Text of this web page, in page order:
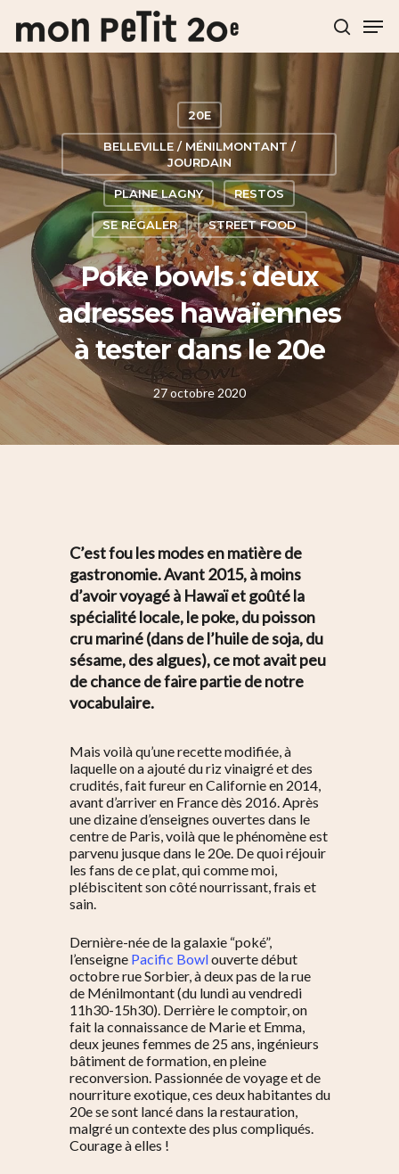
Hit enter to search or ESC to close
20E
BELLEVILLE / MÉNILMONTANT /
JOURDAIN
PLAINE LAGNY RESTOS
SE RÉGALER STREET FOOD
Poke bowls : deux
adresses hawaïennes
à tester dans le 20e
27 octobre 2020
C’est fou les modes en matière de
gastronomie. Avant 2015, à moins
d’avoir voyagé à Hawaï et goûté la
spécialité locale, le poke, du poisson
cru mariné (dans de l’huile de soja, du
sésame, des algues), ce mot avait peu
de chance de faire partie de notre
vocabulaire.
Mais voilà qu’une recette modifiée, à
laquelle on a ajouté du riz vinaigré et des
crudités, fait fureur en Californie en 2014,
avant d’arriver en France dès 2016. Après
une dizaine d’enseignes ouvertes dans le
centre de Paris, voilà que le phénomène est
parvenu jusque dans le 20e. De quoi réjouir
les fans de ce plat, qui comme moi,
plébiscitent son côté nourrissant, frais et
sain.
Dernière-née de la galaxie “poké”,
l’enseigne Pacific Bowlouverte début
octobre rue Sorbier, à deux pas de la rue
de Ménilmontant (du lundi au vendredi
11h30-15h30). Derrière le comptoir, on
fait la connaissance de Marie et Emma,
deux jeunes femmes de 25 ans, ingénieurs
bâtiment de formation, en pleine
reconversion. Passionnée de voyage et de
nourriture exotique, ces deux habitantes du
20e se sont lancé dans la restauration,
malgré un contexte des plus compliqués.
Courage à elles !